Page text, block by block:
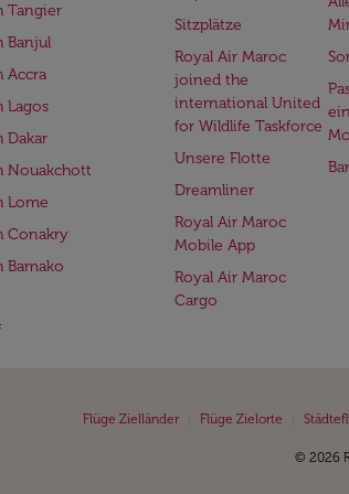
Tangier
Banjul
Accra
Lagos
Dakar
Nouakchott
Lome
Conakry
Bamako
Sitzplätze
Royal Air Maroc
joined the
international United
for Wildlife Taskforce
Unsere Flotte
Dreamliner
Royal Air Maroc
Mobile App
Royal Air Maroc
Cargo
Flüge Zielländer Flüge Zielorte
© 2026